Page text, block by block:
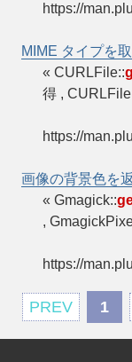
https://
MIME タイプを
« CURLFile::
得 ,
https://
画像の背景色を
« Gmagick::
,
https://
PREV 1